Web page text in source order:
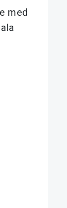
med